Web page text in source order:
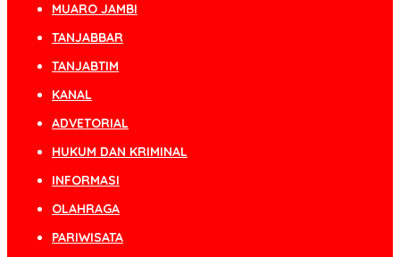
MUARO JAMBI
TANJABBAR
TANJABTIM
KANAL
ADVETORIAL
HUKUM DAN KRIMINAL
INFORMASI
OLAHRAGA
PARIWISATA